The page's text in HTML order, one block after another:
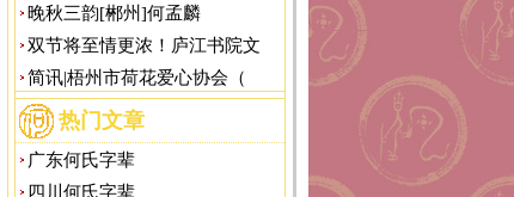
晚秋三韵[郴州]何孟麟
双节将至情更浓！庐江书院文
简讯|梧州市荷花爱心协会（
热门文章
广东何氏字辈
四川何氏字辈